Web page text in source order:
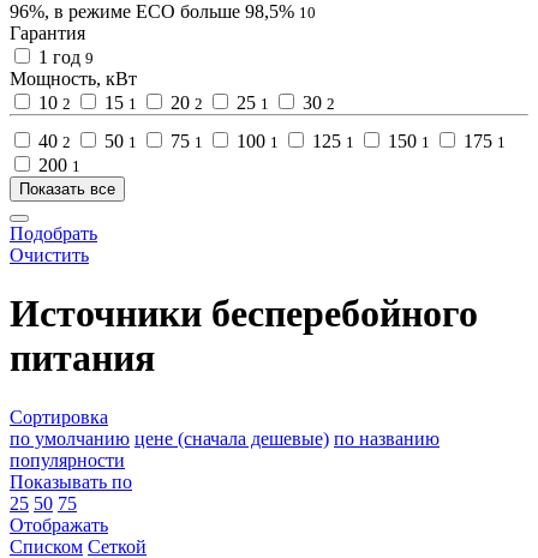
96%, в режиме ECO больше 98,5% 10
Гарантия
1 год 9
Мощность, кВт
10 2 15 1 20 2 25 1 30 2
40 2 50 1 75 1 100 1 125 1 150 1 175 1
200 1
Показать все
Подобрать
Очистить
Источники бесперебойного
питания
Сортировка
по умолчанию цене (сначала дешевые) по названию
популярности
Показывать по
25 50 75
Отображать
Списком Сеткой